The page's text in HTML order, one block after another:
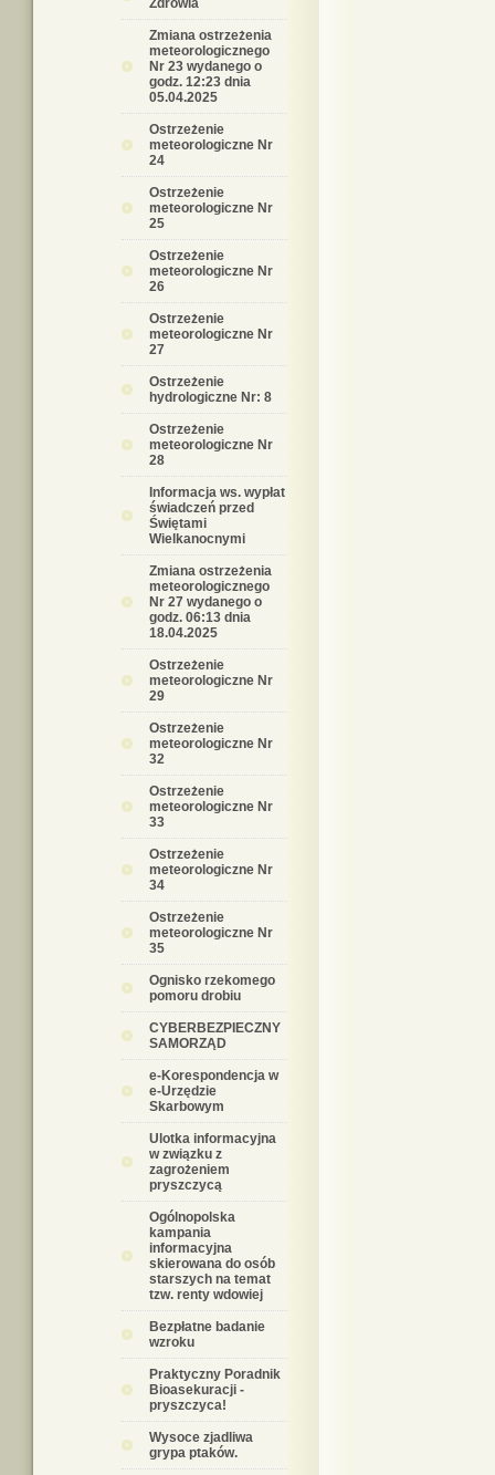
Zdrowia
Zmiana ostrzeżenia
meteorologicznego
Nr 23 wydanego o
godz. 12:23 dnia
05.04.2025
Ostrzeżenie
meteorologiczne Nr
24
Ostrzeżenie
meteorologiczne Nr
25
Ostrzeżenie
meteorologiczne Nr
26
Ostrzeżenie
meteorologiczne Nr
27
Ostrzeżenie
hydrologiczne Nr: 8
Ostrzeżenie
meteorologiczne Nr
28
Informacja ws. wypłat
świadczeń przed
Świętami
Wielkanocnymi
Zmiana ostrzeżenia
meteorologicznego
Nr 27 wydanego o
godz. 06:13 dnia
18.04.2025
Ostrzeżenie
meteorologiczne Nr
29
Ostrzeżenie
meteorologiczne Nr
32
Ostrzeżenie
meteorologiczne Nr
33
Ostrzeżenie
meteorologiczne Nr
34
Ostrzeżenie
meteorologiczne Nr
35
Ognisko rzekomego
pomoru drobiu
CYBERBEZPIECZNY
SAMORZĄD
e-Korespondencja w
e-Urzędzie
Skarbowym
Ulotka informacyjna
w związku z
zagrożeniem
pryszczycą
Ogólnopolska
kampania
informacyjna
skierowana do osób
starszych na temat
tzw. renty wdowiej
Bezpłatne badanie
wzroku
Praktyczny Poradnik
Bioasekuracji -
pryszczyca!
Wysoce zjadliwa
grypa ptaków.